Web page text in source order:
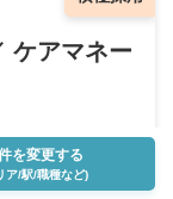
ケアマネー
を変更する
ア/駅/職種など)